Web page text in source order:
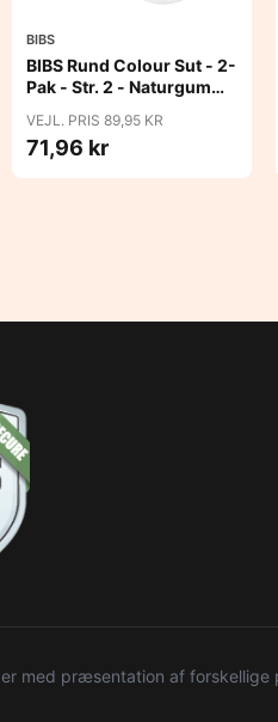
BIBS
BIBS Rund Colour Sut - 2-
Pak - Str. 2 - Naturgummi
VEJL. PRIS 89,95 KR
71,96 kr
med præsentation af